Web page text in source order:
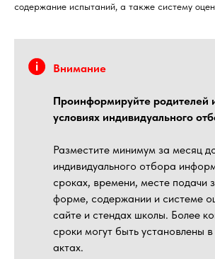
содержание испытаний, а также систему
Внимание
Проинформируйте родителей
условиях индивидуального
Разместите минимум за месяц
индивидуального отбора
сроках, времени, месте подачи
форме, содержании и системе
сайте и стендах школы. Более
сроки могут быть установлены
актах.